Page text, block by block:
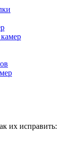
их исправить: